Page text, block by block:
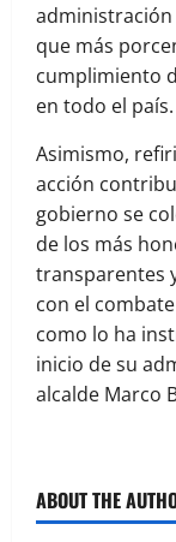
administración
que más
cumplimiento
en todo el país.
Asimismo,
acción
gobierno se
de los más
transparentes
con el
como lo ha
inicio de su
alcalde Marco
ABOUT THE